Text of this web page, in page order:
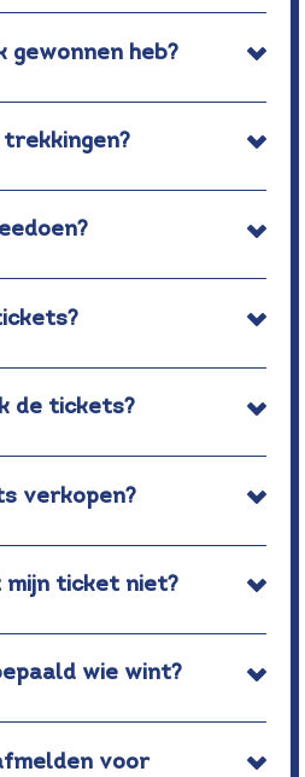
gewonnen heb?
trekkingen?
de tickets?
verkopen?
mijn ticket niet?
wie wint?
voor